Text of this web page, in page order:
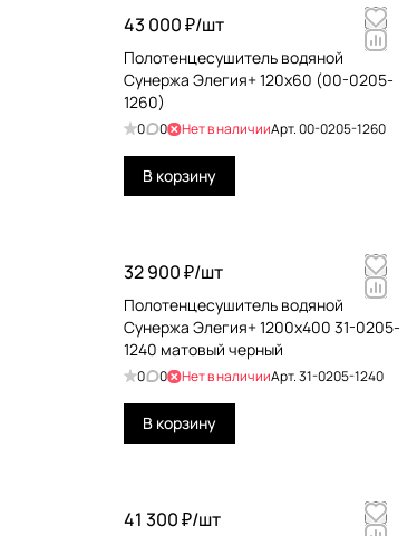
43 000 ₽/шт
Полотенцесушитель водяной
Сунержа Элегия+ 120x60 (00-0205-
1260)
0 0 Нет в наличииАрт.00-0205-1260
В корзину
32 900 ₽/шт
Полотенцесушитель водяной
Сунержа Элегия+ 1200х400 31-0205-
1240 матовый черный
0 0 Нет в наличииАрт.31-0205-1240
В корзину
41 300 ₽/шт